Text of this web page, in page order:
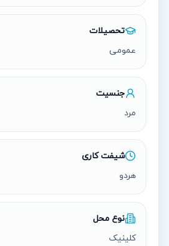
تحصیلات
عمومی
جنسیت
مرد
شیفت کاری
هردو
نوع محل
کلینیک